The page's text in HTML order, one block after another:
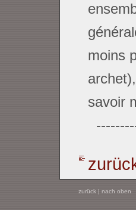
moins
savoir
zurück| nach oben